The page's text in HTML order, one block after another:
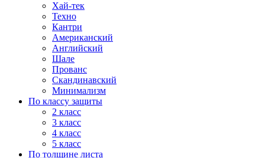
Хай-тек
Техно
Кантри
Американский
Английский
Шале
Прованс
Скандинавский
Минимализм
По классу защиты
2 класс
3 класс
4 класс
5 класс
По толщине листа